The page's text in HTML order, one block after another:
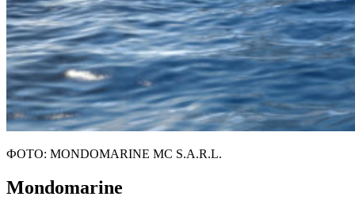
ФОТО: MONDOMARINE MC S.A.R.L.
Mondomarine